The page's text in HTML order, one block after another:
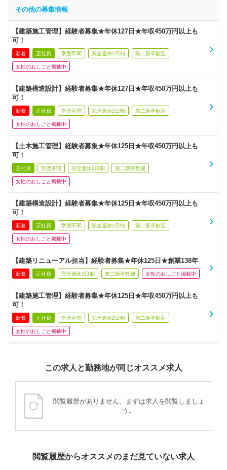
その他の募集情報
【建築施工管理】経験者募集★年休127日★年収450万円以上も
可！
新着 正社員 学歴不問 完全週休2日制 第二新卒歓迎
女性のおしごと掲載中
【建築構造設計】経験者募集★年休127日★年収450万円以上も
可！
新着 正社員 学歴不問 完全週休2日制 第二新卒歓迎
女性のおしごと掲載中
【土木施工管理】経験者募集★年休125日★年収450万円以上も
可！
正社員 学歴不問 完全週休2日制 第二新卒歓迎
女性のおしごと掲載中
【建築構造設計】経験者募集★年休125日★年収450万円以上も
可！
新着 正社員 学歴不問 完全週休2日制 第二新卒歓迎
女性のおしごと掲載中
【建築リニューアル担当】経験者募集★年休125日★創業138年
新着 正社員 完全週休2日制 第二新卒歓迎 女性のおしごと掲載中
【建築施工管理】経験者募集★年休125日★年収450万円以上も
可！
新着 正社員 学歴不問 完全週休2日制 第二新卒歓迎
女性のおしごと掲載中
この求人と勤務地が同じオススメ求人
閲覧履歴がありません。まずは求人を閲覧しましょ
う。
閲覧履歴からオススメのまだ見ていない求人